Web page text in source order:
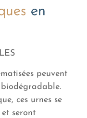
en
peuvent
ces urnes se
seront